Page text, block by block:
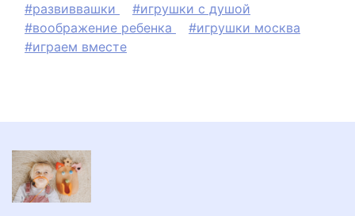
#развиввашки
#игрушки с душой
#воображение ребенка
#игрушки москва
#играем вместе